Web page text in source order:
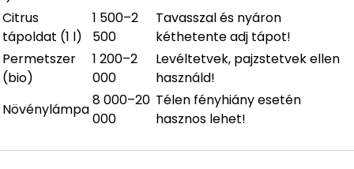
Citrus
tápoldat (1 l)
1 500–2
500
Tavasszal és nyáron
kéthetente adj tápot!
Permetszer
(bio)
1 200–2
000
Levéltetvek, pajzstetvek ellen
használd!
Növénylámpa
8 000–20
000
Télen fényhiány esetén
hasznos lehet!